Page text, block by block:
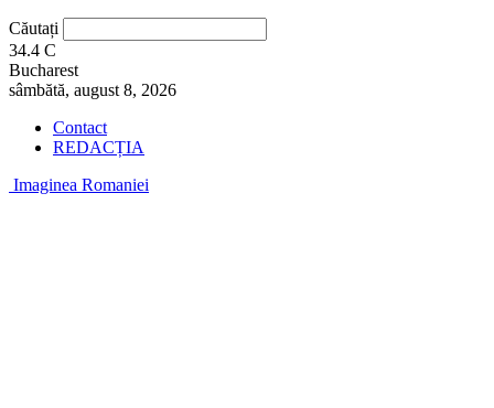
Căutați
34.4 C
Bucharest
sâmbătă, august 8, 2026
Contact
REDACȚIA
Imaginea Romaniei